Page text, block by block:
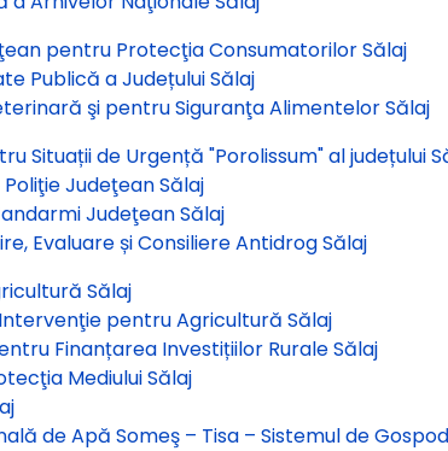
pentru Protecţia Consumatorilor Sălaj
Publică a Județului Sălaj
şi pentru Siguranţa Alimentelor Sălaj
Situații de Urgență "Porolissum" al județului
Judeţean Sălaj
Judeţean Sălaj
Evaluare și Consiliere Antidrog Sălaj
Sălaj
pentru Agricultură Sălaj
Finanțarea Investițiilor Rurale Sălaj
Mediului Sălaj
de Apă Someş – Tisa – Sistemul de